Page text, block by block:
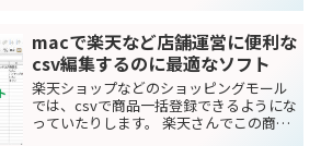
なと思い、下記サイトを参考にして指定
時間でバナーが切り替わるように設置し
ました。 バナー画像...
macで楽天など店舗運営に便利な
csv編集するのに最適なソフト
楽天ショップなどのショッピングモール
では、csvで商品一括登録できるようにな
っていたりします。 楽天さんでこの商品